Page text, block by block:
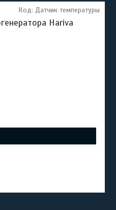
Hariva
Код: Датчик температуры